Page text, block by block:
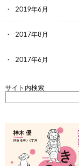
2019年6月
2017年8月
2017年6月
サイト内検索